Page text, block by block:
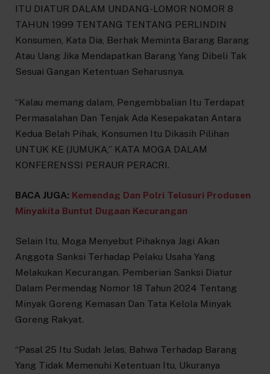
ITU DIATUR DALAM UNDANG-LOMOR NOMOR 8
TAHUN 1999 TENTANG TENTANG PERLINDIN
Konsumen, Kata Dia, Berhak Meminta Barang Barang
Atau Uang Jika Mendapatkan Barang Yang Dibeli Tak
Sesuai Gangan Ketentuan Seharusnya.
“Kalau memang dalam, Pengembbalian Itu Terdapat
Permasalahan Dan Tenjak Ada Kesepakatan Antara
Kedua Belah Pihak, Konsumen Itu Dikasih Pilihan
UNTUK KE (JUMUKA,” KATA MOGA DALAM
KONFERENSSI PERAUR PERACRI.
BACA JUGA: Kemendag Dan Polri Telusuri Produsen
Minyakita Buntut Dugaan Kecurangan
Selain Itu, Moga Menyebut Pihaknya Jagi Akan
Anggota Sanksi Terhadap Pelaku Usaha Yang
Melakukan Kecurangan. Pemberian Sanksi Diatur
Dalam Permendag Nomor 18 Tahun 2024 Tentang
Minyak Goreng Kemasan Dan Tata Kelola Minyak
Goreng Rakyat.
“Pasal 25 Itu Sudah Jelas, Bahwa Terhadap Barang
Yang Tidak Memenuhi Ketentuan Itu, Ukuranya